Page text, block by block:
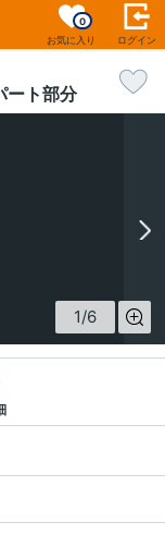
お気に入り
0
ログイン
ート部分
1/6